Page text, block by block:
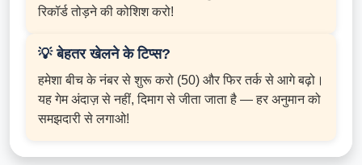
रिकॉर्ड तोड़ने की कोशिश करो!
💡 बेहतर खेलने के टिप्स?
हमेशा बीच के नंबर से शुरू करो (50) और फिर तर्क से आगे बढ़ो।
यह गेम अंदाज़ से नहीं, दिमाग से जीता जाता है — हर अनुमान को
समझदारी से लगाओ!